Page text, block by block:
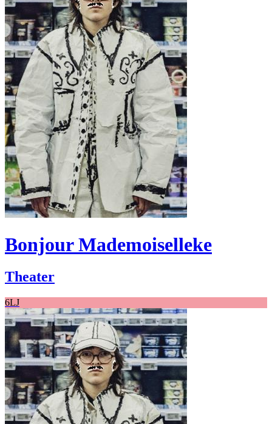
Bonjour Mademoiselleke
Theater
6LJ